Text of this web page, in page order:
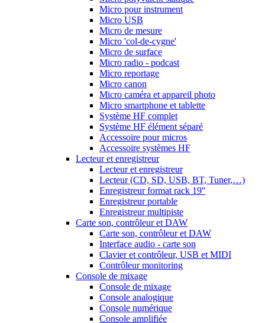
Micro pour instrument
Micro USB
Micro de mesure
Micro 'col-de-cygne'
Micro de surface
Micro radio - podcast
Micro reportage
Micro canon
Micro caméra et appareil photo
Micro smartphone et tablette
Système HF complet
Système HF élément séparé
Accessoire pour micros
Accessoire systèmes HF
Lecteur et enregistreur
Lecteur et enregistreur
Lecteur (CD, SD, USB, BT, Tuner,…)
Enregistreur format rack 19''
Enregistreur portable
Enregistreur multipiste
Carte son, contrôleur et DAW
Carte son, contrôleur et DAW
Interface audio - carte son
Clavier et contrôleur, USB et MIDI
Contrôleur monitoring
Console de mixage
Console de mixage
Console analogique
Console numérique
Console amplifiée